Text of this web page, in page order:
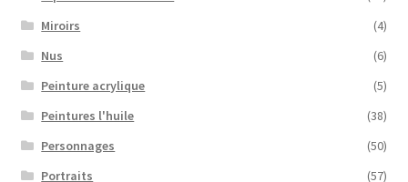
Miroirs
(4)
Nus
(6)
Peinture acrylique
(5)
Peintures l'huile
(38)
Personnages
(50)
Portraits
(57)